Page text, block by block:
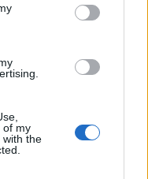
of my
with the